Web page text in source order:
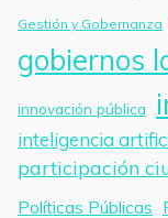
Gestión y Gobernanza
gobiernos
innovación pública
inteligencia
participación
Políticas Públicas